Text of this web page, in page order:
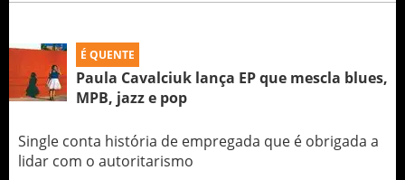
É QUENTE
Paula Cavalciuk lança EP que mescla blues,
MPB, jazz e pop
Single conta história de empregada que é obrigada a
lidar com o autoritarismo